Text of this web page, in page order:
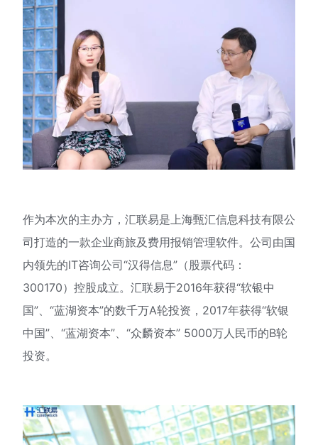
作为本次的主办方，汇联易是上海甄汇信息科技有限公
司打造的一款企业商旅及费用报销管理软件。公司由国
内领先的IT咨询公司“汉得信息”（股票代码：
300170）控股成立。汇联易于2016年获得“软银中
国”、“蓝湖资本”的数千万A轮投资，2017年获得“软银
中国”、“蓝湖资本”、“众麟资本” 5000万人民币的B轮
投资。